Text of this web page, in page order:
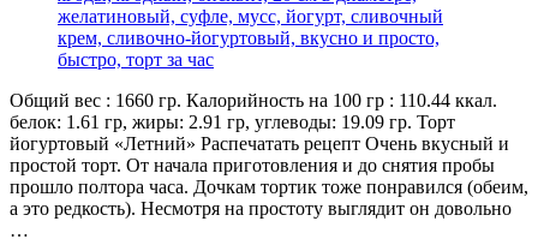
Общий вес : 1660 гр. Калорийность на 100 гр : 110.44 ккал.
белок: 1.61 гр, жиры: 2.91 гр, углеводы: 19.09 гр. Торт
йогуртовый «Летний» Распечатать рецепт Очень вкусный и
простой торт. От начала приготовления и до снятия пробы
прошло полтора часа. Дочкам тортик тоже понравился (обеим,
а это редкость). Несмотря на простоту выглядит он довольно
…